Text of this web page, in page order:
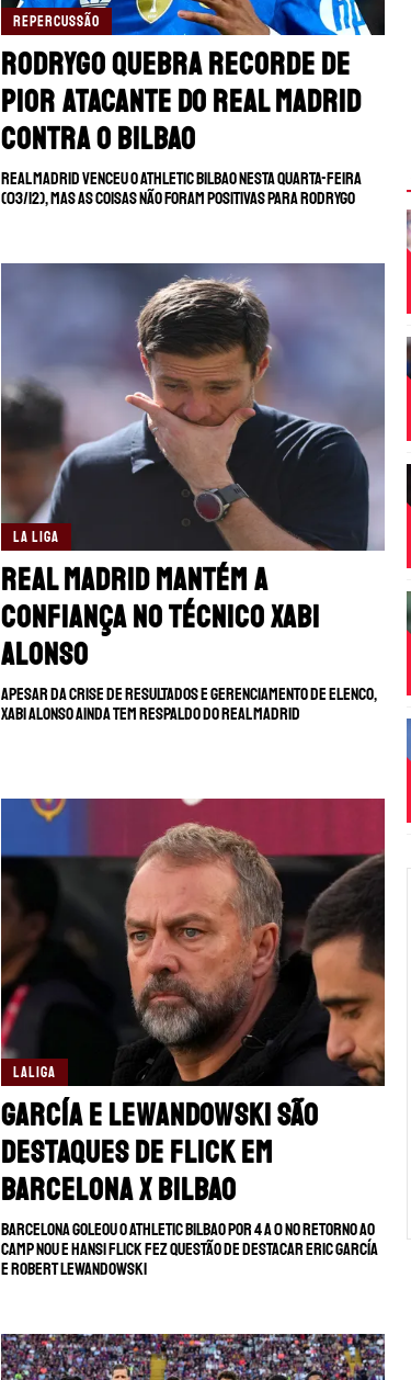
REPERCUSSÃO
Rodrygo quebra recorde de
pior atacante do Real Madrid
contra o Bilbao
Real Madrid venceu o Athletic Bilbao nesta quarta-feira
(03/12), mas as coisas não foram positivas para Rodrygo
LA LIGA
Real Madrid mantém a
confiança no técnico Xabi
Alonso
Apesar da crise de resultados e gerenciamento de elenco,
Xabi Alonso ainda tem respaldo do Real Madrid
LALIGA
García e Lewandowski são
destaques de Flick em
Barcelona x Bilbao
Barcelona goleou o Athletic Bilbao por 4 a 0 no retorno ao
Camp Nou e Hansi Flick fez questão de destacar Eric García
e Robert Lewandowski